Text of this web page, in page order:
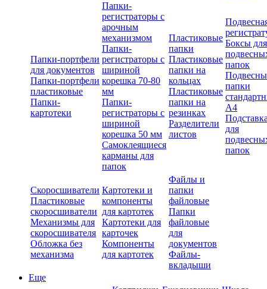
Папки-портфели
для документов
Папки-портфели
пластиковые
Папки-
картотеки
Папки-
регистраторы с
арочным
механизмом
Папки-
регистраторы с
шириной
корешка 70-80
мм
Папки-
регистраторы с
шириной
корешка 50 мм
Самоклеящиеся
карманы для
папок
Пластиковые
папки
Пластиковые
папки на
кольцах
Пластиковые
папки на
резинках
Разделители
листов
Боксы для
папок
папки
А4
для
папок
Скоросшиватели
Пластиковые
скоросшиватели
Механизмы для
скоросшивателя
Обложка без
механизма
Картотеки и
компоненты
для картотек
Картотеки для
карточек
Компоненты
для картотек
Файлы и
папки
файловые
Папки
файловые
для
документов
Файлы-
вкладыши
Еще